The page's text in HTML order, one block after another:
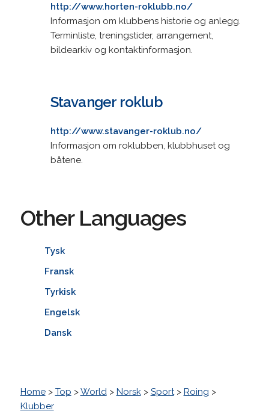
http://www.horten-roklubb.no/
Informasjon om klubbens historie og anlegg.
Terminliste, treningstider, arrangement,
bildearkiv og kontaktinformasjon.
Stavanger roklub
http://www.stavanger-roklub.no/
Informasjon om roklubben, klubbhuset og
båtene.
Other Languages
Tysk
Fransk
Tyrkisk
Engelsk
Dansk
Home> Top >World> Norsk> Sport> Roing >
Klubber